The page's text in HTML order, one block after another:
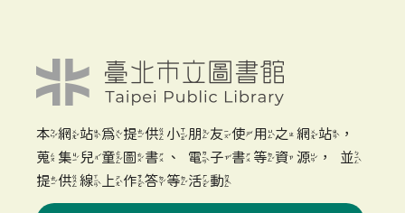
本網站為提供小朋友使用之網站，
蒐集兒童圖書、電子書等資源，並
提供線上作答等活動